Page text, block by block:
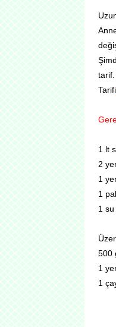
tarif.
Tarifi
1 lt
2
1
1
1
500
1
1